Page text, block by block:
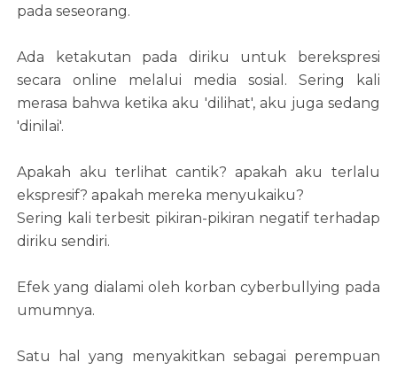
pada seseorang.
Ada ketakutan pada diriku untuk berekspresi
secara online melalui media sosial. Sering kali
merasa bahwa ketika aku 'dilihat', aku juga sedang
'dinilai'.
Apakah aku terlihat cantik? apakah aku terlalu
ekspresif? apakah mereka menyukaiku?
Sering kali terbesit pikiran-pikiran negatif terhadap
diriku sendiri.
Efek yang dialami oleh korban cyberbullying pada
umumnya.
Satu hal yang menyakitkan sebagai perempuan